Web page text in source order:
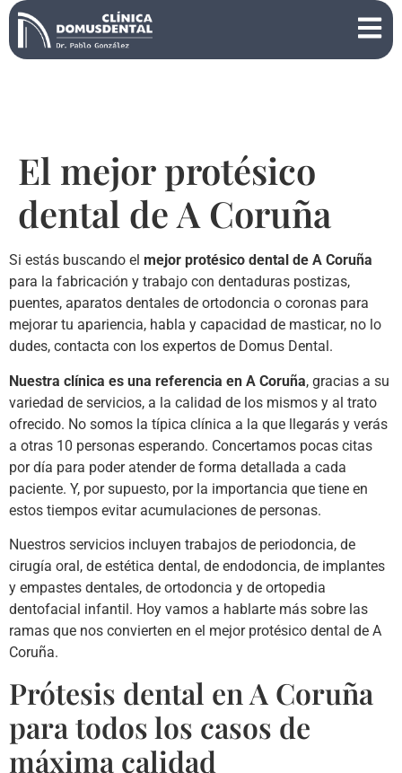
El mejor protésico
dental de A Coruña
Si estás buscando el mejor protésico dental de A Coruña
para la fabricación y trabajo con dentaduras postizas,
puentes, aparatos dentales de ortodoncia o coronas para
mejorar tu apariencia, habla y capacidad de masticar, no lo
dudes, contacta con los expertos de Domus Dental.
Nuestra clínica es una referencia en A Coruña, gracias a su
variedad de servicios, a la calidad de los mismos y al trato
ofrecido. No somos la típica clínica a la que llegarás y verás
a otras 10 personas esperando. Concertamos pocas citas
por día para poder atender de forma detallada a cada
paciente. Y, por supuesto, por la importancia que tiene en
estos tiempos evitar acumulaciones de personas.
Nuestros servicios incluyen trabajos de periodoncia, de
cirugía oral, de estética dental, de endodoncia, de implantes
y empastes dentales, de ortodoncia y de ortopedia
dentofacial infantil. Hoy vamos a hablarte más sobre las
ramas que nos convierten en el mejor protésico dental de A
Coruña.
Prótesis dental en A Coruña
para todos los casos de
máxima calidad